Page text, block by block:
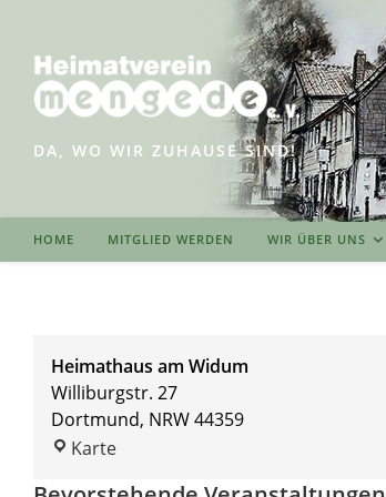
springen
DA, WO WIR ZUHAUSE SIND!
HOME MITGLIED WERDEN WIR ÜBER UNS
Heimathaus am Widum
Williburgstr. 27
Dortmund, NRW44359
Karte
Widum